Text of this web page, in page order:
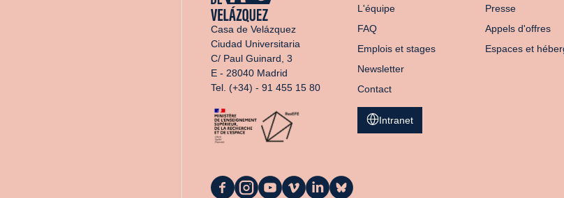
Casa de Velázquez
Ciudad Universitaria
C/ Paul Guinard, 3
E - 28040 Madrid
Tel. (+34) - 91 455 15 80
L'équipe
FAQ
Emplois et stages
Newsletter
Contact
Presse
Appels d'offres
Espaces et
Intranet
La
La
La
La
La
La